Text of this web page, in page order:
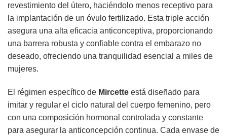
revestimiento del útero, haciéndolo menos receptivo para
la implantación de un óvulo fertilizado. Esta triple acción
asegura una alta eficacia anticonceptiva, proporcionando
una barrera robusta y confiable contra el embarazo no
deseado, ofreciendo una tranquilidad esencial a miles de
mujeres.
El régimen específico de Mircette está diseñado para
imitar y regular el ciclo natural del cuerpo femenino, pero
con una composición hormonal controlada y constante
para asegurar la anticoncepción continua. Cada envase de